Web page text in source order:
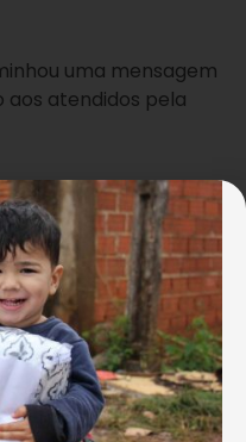
uma mensagem
atendidos pela